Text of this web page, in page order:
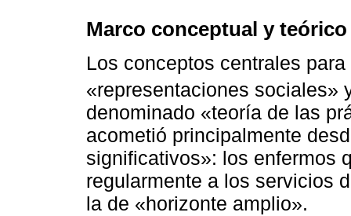
Marco conceptual y teórico
Los conceptos centrales
«representaciones sociales»
denominado «teoría de las
acometió principalmente
significativos»: los enfermos
regularmente a los servicios
la de «horizonte amplio».